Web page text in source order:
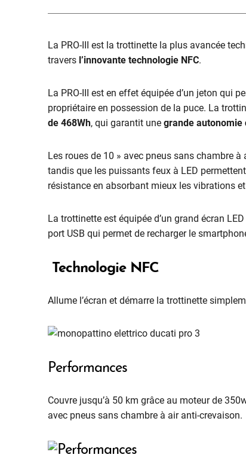
La PRO-III est la trottinette la plus avancée
travers l’innovante technologie NFC.
La PRO-III est en effet équipée d’un jeton qui
propriétaire en possession de la puce. La
de 468Wh, qui garantit une grande autonomie
Les roues de 10 » avec pneus sans chambre
tandis que les puissants feux à LED
résistance en absorbant mieux les vibrations
La trottinette est équipée d’un grand écran
port USB qui permet de recharger le
Technologie NFC
Allume l’écran et démarre la trottinette
Performances
Couvre jusqu’à 50 km grâce au moteur de
avec pneus sans chambre à air anti-crevaison.